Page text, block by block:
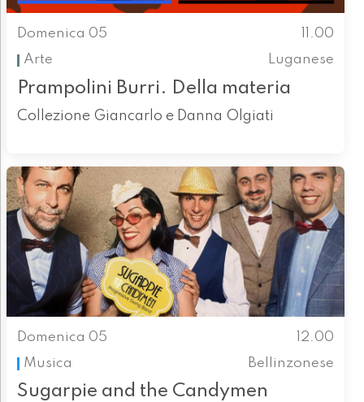
Domenica 05
11.00
Arte
Luganese
Prampolini Burri. Della materia
Collezione Giancarlo e Danna Olgiati
Domenica 05
12.00
Musica
Bellinzonese
Sugarpie and the Candymen